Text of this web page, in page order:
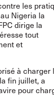
les
Nigeria la
dirige la
tout
et
à charger
fin juillet, a
pour